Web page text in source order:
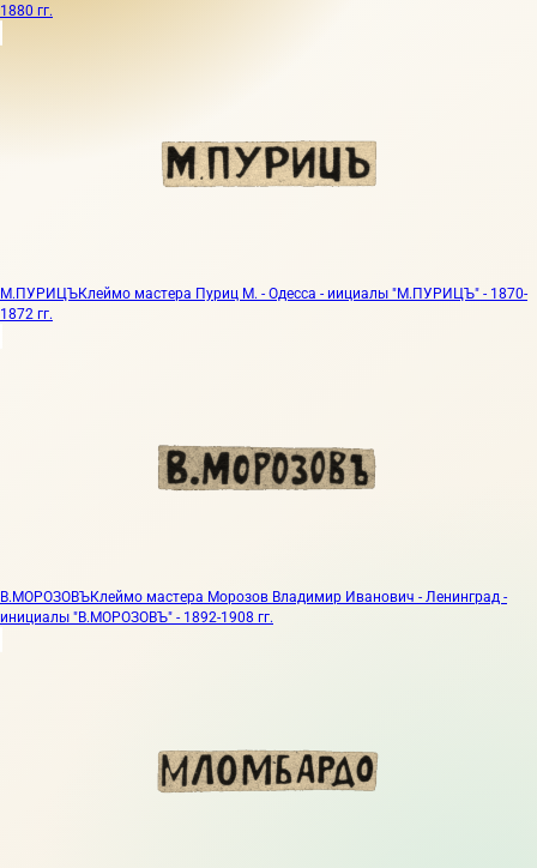
1880 гг.
М.ПУРИЦЪКлеймо мастера Пуриц М. - Одесса - иициалы "М.ПУРИЦЪ" - 1870-
1872 гг.
В.МОРОЗОВЪКлеймо мастера Морозов Владимир Иванович - Ленинград -
инициалы "В.МОРОЗОВЪ" - 1892-1908 гг.